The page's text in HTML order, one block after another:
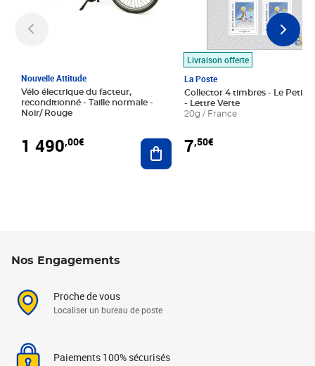
Nouvelle Attitude
Vélo électrique du facteur,
reconditionné - Taille normale -
Noir/ Rouge
1 490,00€ Ajouter au panier
Livraison offerte
La Poste
Collector 4 timbres - Le Petit
- Lettre Verte
20g / France
7,50€
Nos Engagements
Proche de vous
Localiser un bureau de poste
Paiements 100% sécurisés